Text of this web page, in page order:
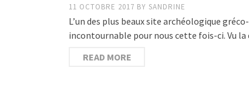
11 OCTOBRE 2017 BY SANDRINE
L’un des plus beaux site archéologique
incontournable pour nous cette fois-ci. Vu
READ MORE